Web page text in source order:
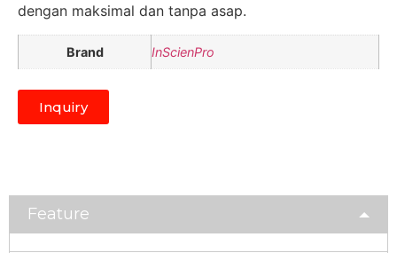
dengan maksimal dan tanpa asap.
Brand InScienPro
Inquiry
Feature